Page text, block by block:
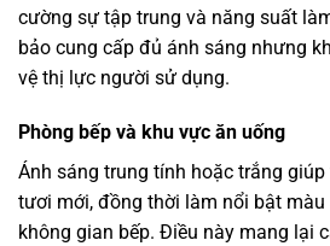
cường sự tập trung và năng suất
bảo cung cấp đủ ánh sáng nhưng
vệ thị lực người sử dụng.
Phòng bếp và khu vực ăn uống
Ánh sáng trung tính hoặc trắng
tươi mới, đồng thời làm nổi bật màu
không gian bếp. Điều này mang lại